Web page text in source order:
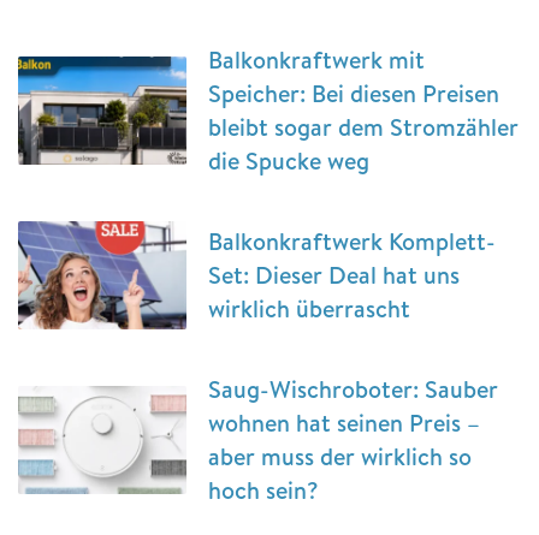
Balkonkraftwerk mit
Speicher: Bei diesen Preisen
bleibt sogar dem Stromzähler
die Spucke weg
Balkonkraftwerk Komplett-
Set: Dieser Deal hat uns
wirklich überrascht
Saug-Wischroboter: Sauber
wohnen hat seinen Preis –
aber muss der wirklich so
hoch sein?